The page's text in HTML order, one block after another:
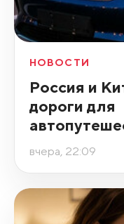
НОВОСТИ
Россия и
дороги для
вчера, 22:09